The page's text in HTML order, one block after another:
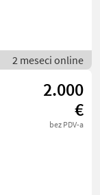
2 meseci online
2.000
€
bez PDV-a